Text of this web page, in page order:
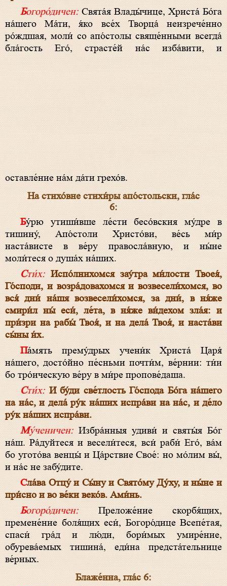
Богоро́дичен:Свята́я Влады́чице, Христа́ Бо́га
на́шего Ма́ти, я́ко все́х Творца́ неизрече́нно
ро́ждшая, моли́ со апо́столы свяще́нными всегда́
бла́гость Его́, страсте́й на́с изба́вити, и
оставле́ние на́м да́ти грехо́в.
На стихо́вне стихи́ры апо́стольски, гла́с
6:
Бу́рю утиши́вше ле́сти бесо́вския му́дре в
тишину́, Апо́столи Христо́ви, ве́сь ми́р
наста́висте в ве́ру правосла́вную, и ны́не
моли́теся о душа́х на́ших.
Сти́х: Испо́лнихомся зау́тра ми́лости Твоея́,
Го́споди, и возра́довахомся и возвесели́хомся, во
вся́ дни́ на́шя возвесели́хомся, за дни́, в ня́же
смири́л ны́ еси́, ле́та, в ня́же ви́дехом зла́я: и
при́зри на рабы́ Твоя́, и на дела́ Твоя́, и наста́ви
сы́ны и́х.
Па́мять прему́дрых учени́к Христа́ Царя́
на́шего, досто́йно пе́сньми почти́м, ве́рнии: ти́и
бо тро́ическую ве́ру в ми́ре пропове́даша.
Сти́х: И бу́ди све́тлость Го́спода Бо́га на́шего
на на́с, и дела́ ру́к на́ших испра́ви на на́с, и де́ло
ру́к на́ших испра́ви.
Му́ченичен:Избра́нныя удиви́ и святы́я Бо́г
на́ш. Ра́дуйтеся и весели́теся, вси́ раби́ Его́, ва́м
бо угото́ва венцы́ и Ца́рствие Свое́: но мо́лим вы́,
и на́с не забу́дите.
Сла́ва Отцу́ и Сы́ну и Свято́му Ду́ху, и ны́не и
при́сно и во ве́ки веко́в. Ами́нь.
Богоро́дичен:Преложе́ние скорбя́щих,
премене́ние боля́щих еси́, Богоро́дице Всепе́тая,
спаси́ гра́д и лю́ди, бори́мых умире́ние,
обурева́емых тишина́, еди́на предста́тельнице
ве́рных.
Блаже́нна, гла́с 6: